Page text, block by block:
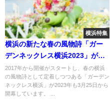
横浜特集
横浜の新たな春の風物詩「ガー
デンネックレス横浜2023」がい
よいよ開幕！
2017年から開催がスタートし、春の横浜
の風物詩として定着しつつある「ガーデン
ネックレス横浜」が2023年も3月25日から
開幕しています。 ...